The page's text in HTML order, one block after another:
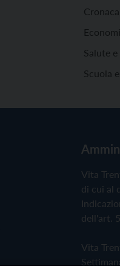
Cronaca
Salute e
Scuola
Vita
di cui al
dell'art.
Vita